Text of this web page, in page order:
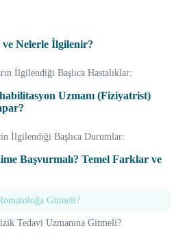
Nelerle İlgilenir?
İlgilendiği Başlıca Hastalıklar:
Uzmanı (Fiziyatrist)
İlgilendiği Başlıca Durumlar:
Başvurmalı? Temel Farklar ve
Gitmeli?
Tedavi Uzmanına Gitmeli?